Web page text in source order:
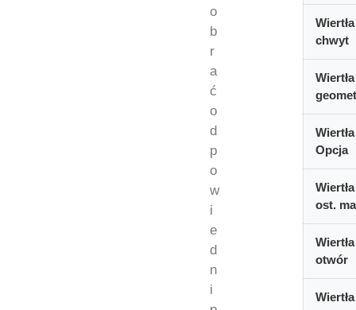
o
b
r
a
ć
o
d
p
o
w
i
e
d
n
i
Wiertła
chwyt
Wiertła
Wiertła
Opcja
Wiertła
ost.
Wiertła
otwór
Wiertła